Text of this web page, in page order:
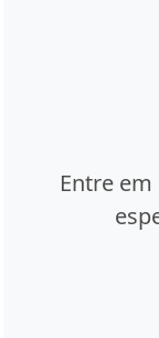
Entre